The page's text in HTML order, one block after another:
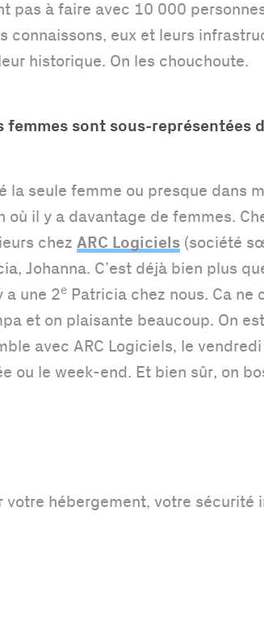
pas à faire avec 10 000
connaissons, eux et leurs
historique. On les chouchoute.
femmes sont sous-représentées
la seule femme ou presque dans
où il y a davantage de femmes.
chez ARC Logiciels (société
Johanna. C’est déjà bien plus
a une 2e Patricia chez nous. Ca
et on plaisante beaucoup. On
avec ARC Logiciels, le
ou le week-end. Et bien sûr, on
votre hébergement, votre